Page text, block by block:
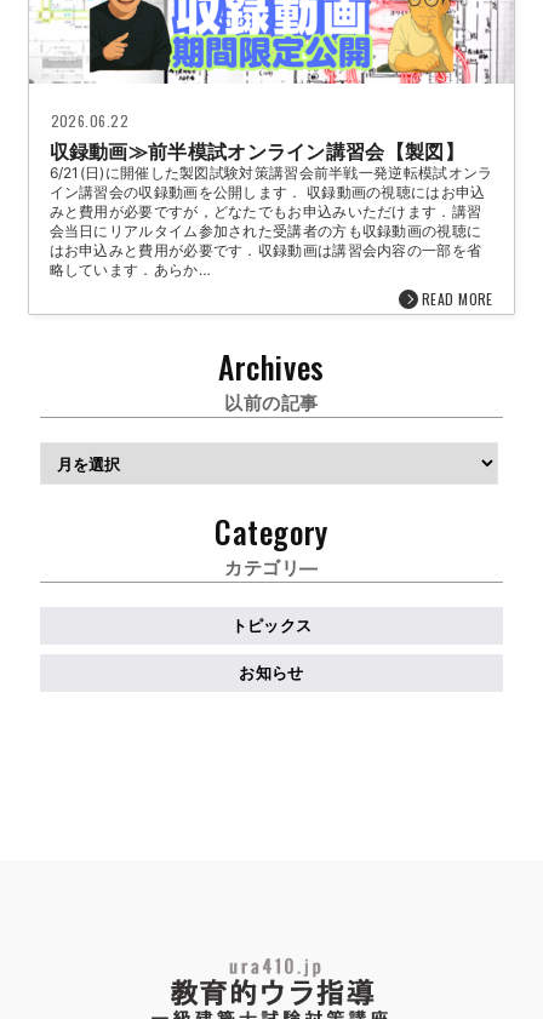
2026.06.22
収録動画≫前半模試オンライン講習会【製図】
6/21(日)に開催した製図試験対策講習会前半戦一発逆転模試オンラ
イン講習会の収録動画を公開します． 収録動画の視聴にはお申込
みと費用が必要ですが，どなたでもお申込みいただけます．講習
会当日にリアルタイム参加された受講者の方も収録動画の視聴に
はお申込みと費用が必要です．収録動画は講習会内容の一部を省
略しています．あらか…
READ MORE
Archives
以前の記事
ー
Category
カテゴリ―
トピックス
お知らせ